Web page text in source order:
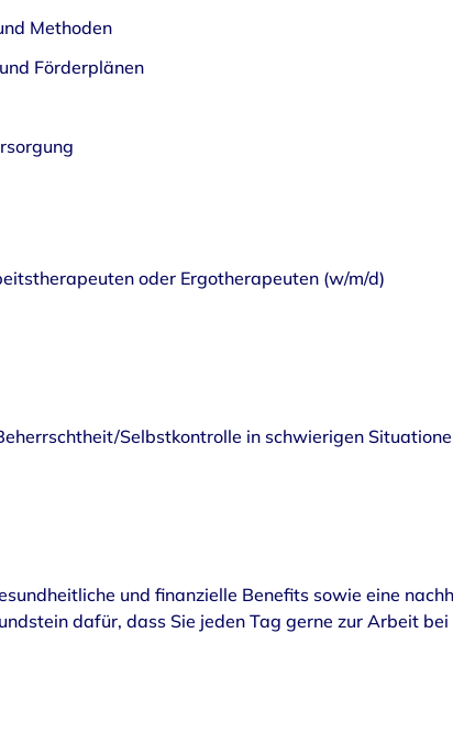
Methoden
Förderplänen
oder Ergotherapeuten (w/m/d)
Selbstkontrolle in schwierigen
und finanzielle Benefits sowie eine
dafür, dass Sie jeden Tag gerne zur Arbeit